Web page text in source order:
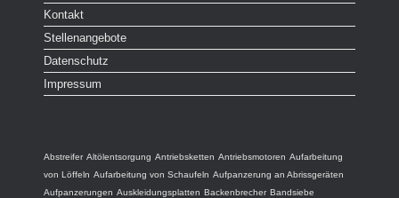
Kontakt
Stellenangebote
Datenschutz
Impressum
Abstreifer Altölentsorgung Antriebsketten Antriebsmotoren Aufarbeitung
von Löffeln Aufarbeitung von Schaufeln Aufpanzerung an Abrissgeräten
Aufpanzerungen Auskleidungsplatten Backenbrecher Bandsiebe